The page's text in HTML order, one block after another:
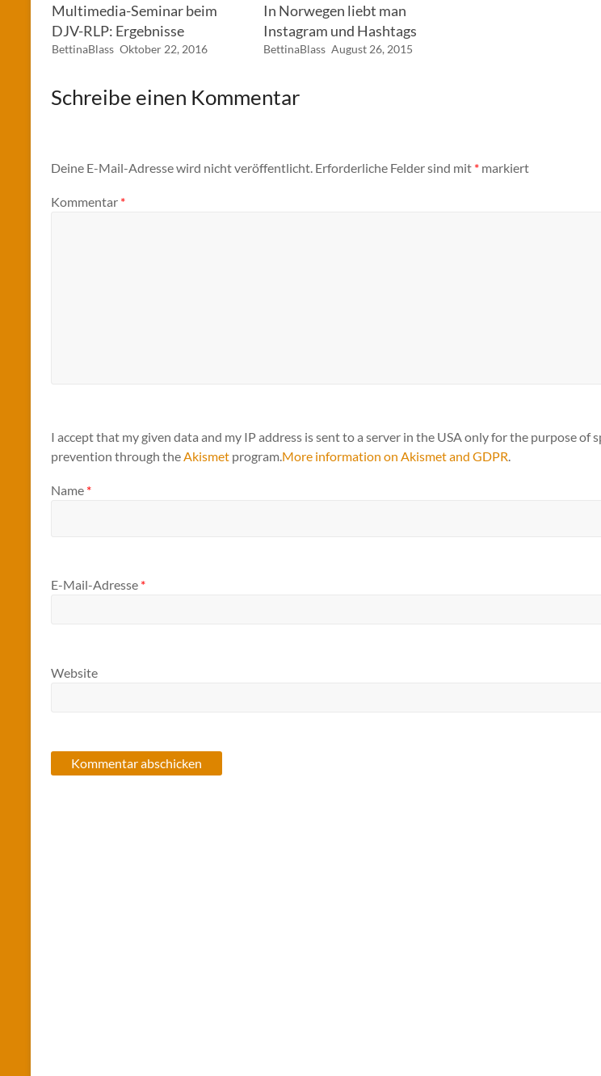
Multimedia-Seminar beim
DJV-RLP: Ergebnisse
BettinaBlass Oktober 22, 2016
In Norwegen liebt man
Instagram und Hashtags
BettinaBlass August 26, 2015
Schreibe einen Kommentar
Deine E-Mail-Adresse wird nicht veröffentlicht. Erforderliche Felder sind mit * markiert
Kommentar *
I accept that my given data and my IP address is sent to a server in the USA only for the purpose of
prevention through theAkismet program.More information on Akismet and GDPR.
Name *
E-Mail-Adresse *
Website